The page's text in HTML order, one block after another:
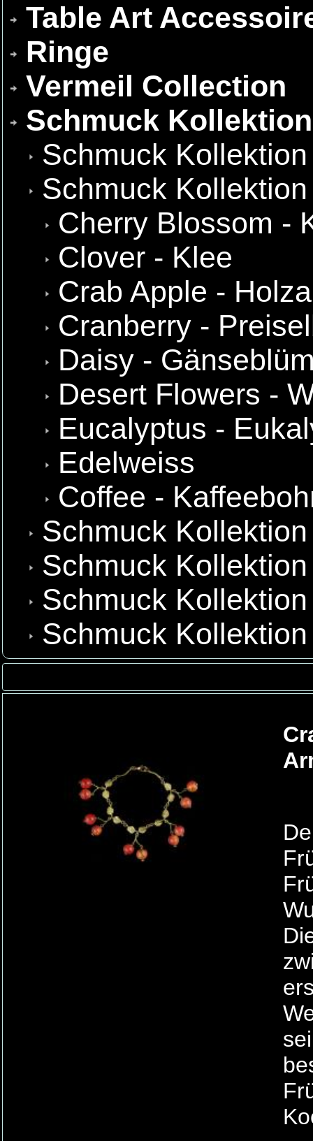
Table Art
Ringe
Vermeil Collection
Schmuck
Schmuck
Schmuck
Cherry Blossom -
Clover - Klee
Crab Apple -
Cranberry -
Daisy -
Desert Flowers -
Eucalyptus -
Edelweiss
Coffee -
Schmuck
Schmuck
Schmuck
Schmuck